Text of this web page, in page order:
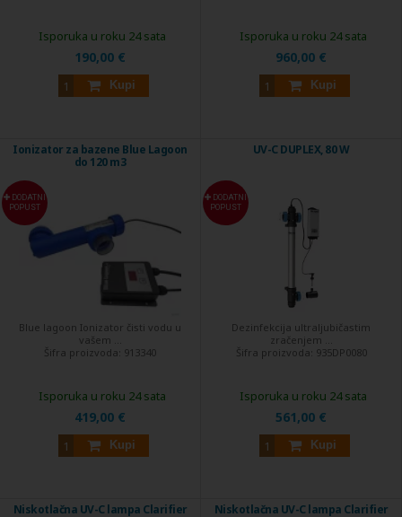
190,00 €
Kupi
Isporuka u roku 24 sata
960,00 €
Kupi
Isporuka u roku 24 sata
Ionizator za bazene Blue Lagoon
do 120 m3
DODATNI
POPUST
Blue lagoon Ionizator čisti vodu u
vašem ...
Šifra proizvoda: 913340
419,00 €
Kupi
Isporuka u roku 24 sata
UV-C DUPLEX, 80 W
DODATNI
POPUST
Dezinfekcija ultraljubičastim
zračenjem ...
Šifra proizvoda: 935DP0080
561,00 €
Kupi
Isporuka u roku 24 sata
Niskotlačna UV-C lampa Clarifier
Niskotlačna UV-C lampa Clarifier